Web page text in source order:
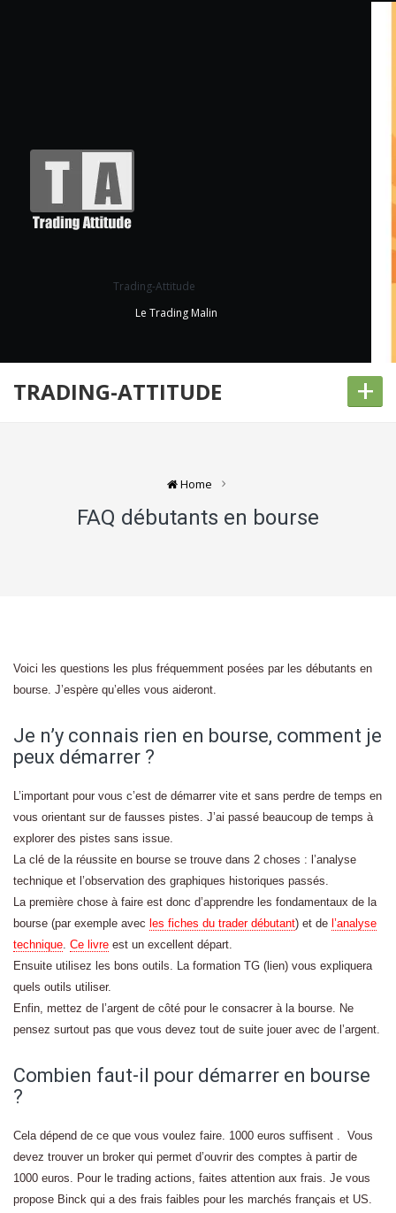
Trading-Attitude
Le Trading Malin
TRADING-ATTITUDE +
Home
FAQ débutants en bourse
Voici les questions les plus fréquemment posées par les débutants en
bourse. J’espère qu’elles vous aideront.
Je n’y connais rien en bourse, comment je
peux démarrer ?
L’important pour vous c’est de démarrer vite et sans perdre de temps en
vous orientant sur de fausses pistes. J’ai passé beaucoup de temps à
explorer des pistes sans issue.
La clé de la réussite en bourse se trouve dans 2 choses : l’analyse
technique et l’observation des graphiques historiques passés.
La première chose à faire est donc d’apprendre les fondamentaux de la
bourse (par exemple avec les fiches du trader débutant) et de l’analyse
technique. Ce livre est un excellent départ.
Ensuite utilisez les bons outils. La formation TG (lien) vous expliquera
quels outils utiliser.
Enfin, mettez de l’argent de côté pour le consacrer à la bourse. Ne
pensez surtout pas que vous devez tout de suite jouer avec de l’argent.
Combien faut-il pour démarrer en bourse
?
Cela dépend de ce que vous voulez faire. 1000 euros suffisent . Vous
devez trouver un broker qui permet d’ouvrir des comptes à partir de
1000 euros. Pour le trading actions, faites attention aux frais. Je vous
propose Binck qui a des frais faibles pour les marchés français et US.